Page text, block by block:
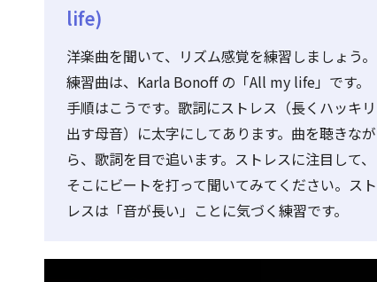
life)
洋楽曲を聞いて、リズム感覚を練習しましょう。
練習曲は、Karla Bonoff の「All my life」です。
手順はこうです。歌詞にストレス（長くハッキリ
出す母音）に太字にしてあります。曲を聴きなが
ら、歌詞を目で追います。ストレスに注目して、
そこにビートを打って聞いてみてください。スト
レスは「音が長い」ことに気づく練習です。